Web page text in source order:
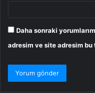
Daha sonraki
adresim ve site adresim bu